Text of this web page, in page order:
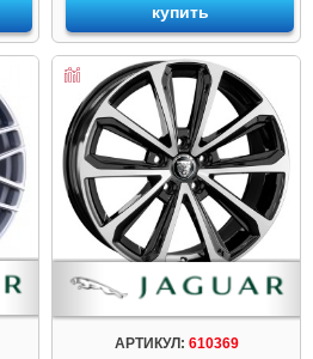
купить
АРТИКУЛ: 610369